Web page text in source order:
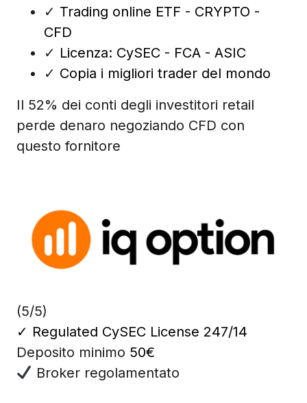
✓ Trading online ETF - CRYPTO -
CFD
✓ Licenza: CySEC - FCA - ASIC
✓ Copia i migliori trader del mondo
Il 52% dei conti degli investitori retail
perde denaro negoziando CFD con
questo fornitore
(5/5)
✓ Regulated CySEC License 247/14
Deposito minimo 50€
Broker regolamentato